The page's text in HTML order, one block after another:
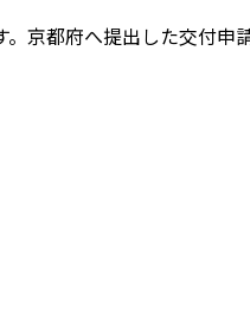
京都府へ提出した交付